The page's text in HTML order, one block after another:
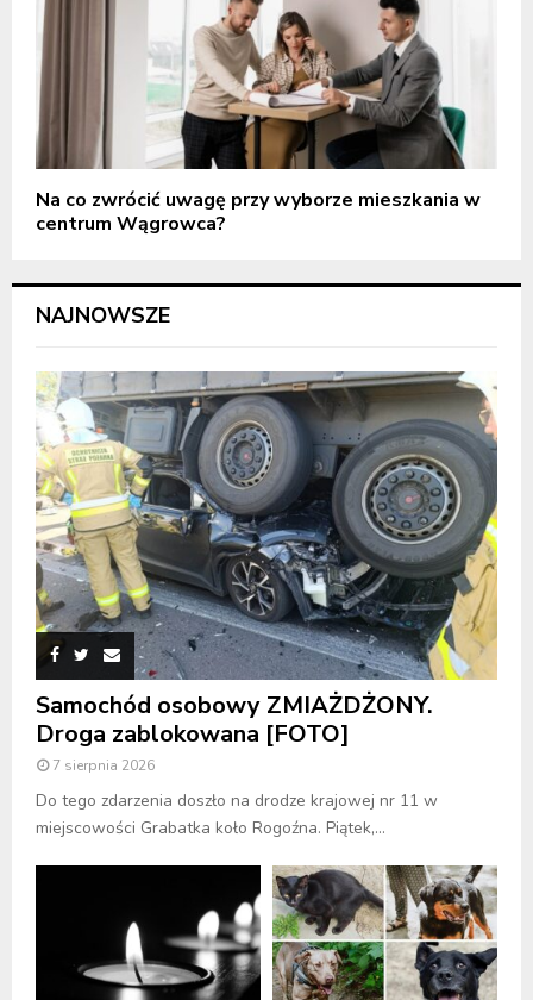
Na co zwrócić uwagę przy wyborze mieszkania w
centrum Wągrowca?
NAJNOWSZE
Samochód osobowy ZMIAŻDŻONY.
Droga zablokowana [FOTO]
7 sierpnia 2026
Do tego zdarzenia doszło na drodze krajowej nr 11 w
miejscowości Grabatka koło Rogoźna. Piątek,...